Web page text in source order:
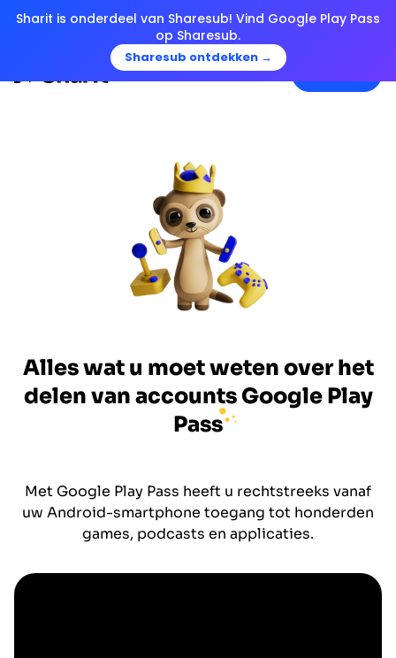
Sharit is onderdeel van Sharesub! Vind Google Play Pass
op Sharesub.
Sharesub ontdekken →
Alles wat u moet weten over het
delen van accounts Google Play
Pass
Met Google Play Pass heeft u rechtstreeks vanaf
uw Android-smartphone toegang tot honderden
games, podcasts en applicaties.